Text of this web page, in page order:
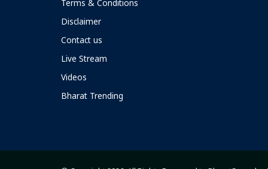
Terms & Conditions
Disclaimer
Contact us
Live Stream
Videos
Bharat Trending